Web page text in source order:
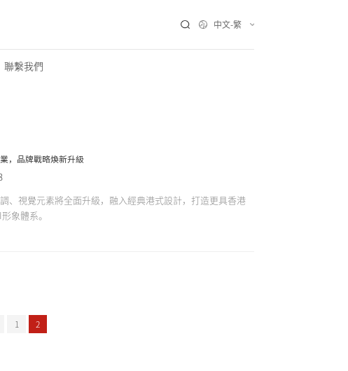
中文-繁
聯繫我們
，品牌戰略煥新升級
調、視覺元素將全面升級，融入經典港式設計，打造更具香港
象體系。
1 2